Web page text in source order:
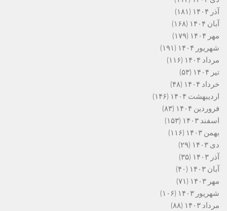
آذر ۱۴۰۴
(۱۸۱)
آبان ۱۴۰۴
(۱۶۸)
مهر ۱۴۰۴
(۱۷۹)
شهریور ۱۴۰۴
(۱۹۱)
مرداد ۱۴۰۴
(۱۱۶)
تیر ۱۴۰۴
(۵۳)
خرداد ۱۴۰۴
(۴۸)
اردیبهشت ۱۴۰۴
(۱۴۶)
فروردین ۱۴۰۴
(۸۳)
اسفند ۱۴۰۳
(۱۵۳)
بهمن ۱۴۰۳
(۱۱۶)
دی ۱۴۰۳
(۲۹)
آذر ۱۴۰۳
(۳۵)
آبان ۱۴۰۳
(۴۰)
مهر ۱۴۰۳
(۷۱)
شهریور ۱۴۰۳
(۱۰۶)
مرداد ۱۴۰۳
(۸۸)